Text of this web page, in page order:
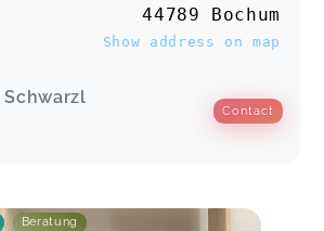
44789 Bochum
Show address on map
Schwarzl
Contact
Beratung